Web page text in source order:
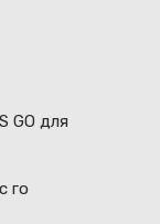
GO для
го